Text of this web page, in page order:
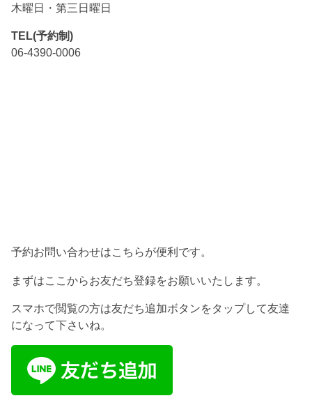
木曜日・第三日曜日
TEL(予約制)
06-4390-0006
予約お問い合わせはこちらが便利です。
まずはここからお友だち登録をお願いいたします。
スマホで閲覧の方は友だち追加ボタンをタップして友達
になって下さいね。